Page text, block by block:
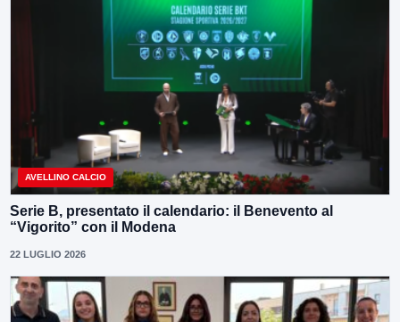
AVELLINO CALCIO
Serie B, presentato il calendario: il Benevento al
“Vigorito” con il Modena
22 LUGLIO 2026